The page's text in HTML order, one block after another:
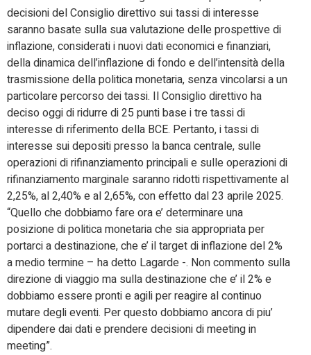
decisioni del Consiglio direttivo sui tassi di interesse
saranno basate sulla sua valutazione delle prospettive di
inflazione, considerati i nuovi dati economici e finanziari,
della dinamica dell’inflazione di fondo e dell’intensità della
trasmissione della politica monetaria, senza vincolarsi a un
particolare percorso dei tassi. Il Consiglio direttivo ha
deciso oggi di ridurre di 25 punti base i tre tassi di
interesse di riferimento della BCE. Pertanto, i tassi di
interesse sui depositi presso la banca centrale, sulle
operazioni di rifinanziamento principali e sulle operazioni di
rifinanziamento marginale saranno ridotti rispettivamente al
2,25%, al 2,40% e al 2,65%, con effetto dal 23 aprile 2025.
“Quello che dobbiamo fare ora e’ determinare una
posizione di politica monetaria che sia appropriata per
portarci a destinazione, che e’ il target di inflazione del 2%
a medio termine – ha detto Lagarde -. Non commento sulla
direzione di viaggio ma sulla destinazione che e’ il 2% e
dobbiamo essere pronti e agili per reagire al continuo
mutare degli eventi. Per questo dobbiamo ancora di piu’
dipendere dai dati e prendere decisioni di meeting in
meeting”.